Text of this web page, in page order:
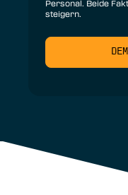
Personal. Beide
steigern.